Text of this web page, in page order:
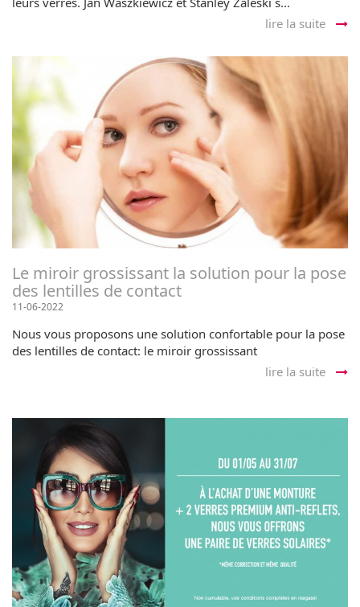
lire la suite
Le miroir grossissant la solution pour la pose
des lentilles de contact
11-06-2022
Nous vous proposons une solution confortable pour la pose
des lentilles de contact: le miroir grossissant
lire la suite